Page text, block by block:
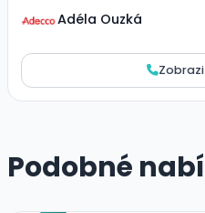
Adéla Ouzká
Podobné